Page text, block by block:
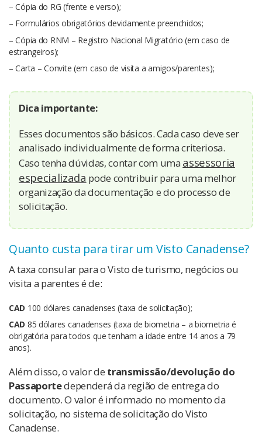
– Cópia do RG (frente e verso);
– Formulários obrigatórios devidamente preenchidos;
– Cópia do RNM – Registro Nacional Migratório (em caso de
estrangeiros);
– Carta – Convite (em caso de visita a amigos/parentes);
Dica importante:
Esses documentos são básicos. Cada caso deve ser
analisado individualmente de forma criteriosa.
Caso tenha dúvidas, contar com uma assessoria
especializada pode contribuir para uma melhor
organização da documentação e do processo de
solicitação.
Quanto custa para tirar um Visto Canadense?
A taxa consular para o Visto de turismo, negócios ou
visita a parentes é de:
CAD 100 dólares canadenses (taxa de solicitação);
CAD 85 dólares canadenses (taxa de biometria – a biometria é
obrigatória para todos que tenham a idade entre 14 anos a 79
anos).
Além disso, o valor de transmissão/devolução do
Passaportedependerá da região de entrega do
documento. O valor é informado no momento da
solicitação, no sistema de solicitação do Visto
Canadense.